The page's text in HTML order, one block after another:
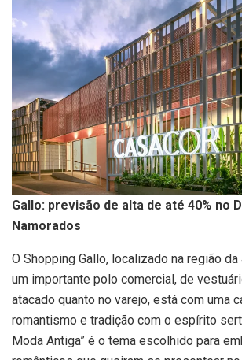
Gallo: previsão de alta de até 40% no
Namorados
O Shopping Gallo, localizado na região da
um importante polo comercial, de
atacado quanto no varejo, está com uma
romantismo e tradição com o espírito
Moda Antiga” é o tema escolhido para